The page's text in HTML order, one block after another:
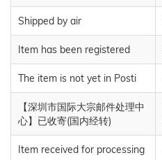
Shipped by air
Item has been registered
The item is not yet in Posti
【深圳市国际大宗邮件处理中
心】已收寄(国内经转)
Item received for processing